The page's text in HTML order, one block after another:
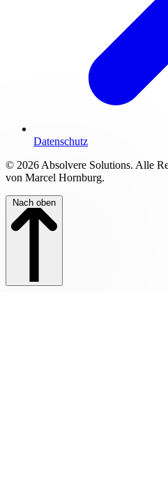
Datenschutz
© 2026 Absolvere Solutions. Alle
von Marcel Hornburg.